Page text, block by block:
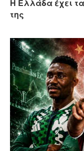
Η Ελλάδα έχει
της